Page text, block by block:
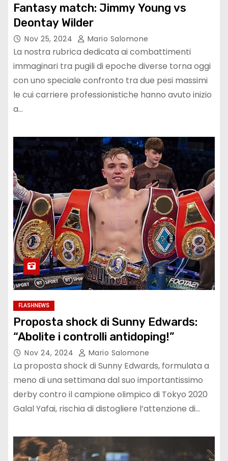
Fantasy match: Jimmy Young vs
Deontay Wilder
Nov 25, 2024 Mario Salomone
La nostra rubrica dedicata ai combattimenti
immaginari tra pugili di epoche diverse torna oggi
con uno speciale confronto tra due pesi massimi
le cui carriere professionistiche hanno avuto inizio
a…
FLASHNEWS
Proposta shock di Sunny Edwards:
“Abolite i controlli antidoping!”
Nov 24, 2024 Mario Salomone
La proposta shock di Sunny Edwards, formulata a
meno di una settimana dal suo importantissimo
derby contro il campione olimpico di Tokyo 2020
Galal Yafai, rischia di distogliere l’attenzione di…